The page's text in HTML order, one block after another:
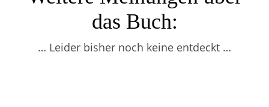
das Buch:
… Leider bisher noch keine entdeckt …